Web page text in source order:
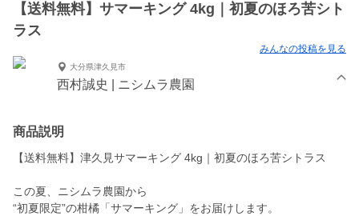
【送料無料】サマーキング 4kg｜初夏のほろ苦シト
ラス
みんなの投稿を見る
大分県津久見市
西村誠史 | ニシムラ農園
商品説明
【送料無料】津久見サマーキング 4kg｜初夏のほろ苦シトラス
この夏、ニシムラ農園から
“初夏限定”の柑橘「サマーキング」をお届けします。